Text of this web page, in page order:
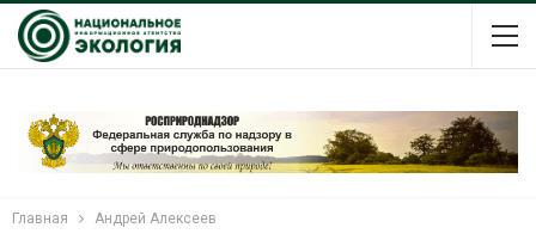
Главная Андрей Алексеев